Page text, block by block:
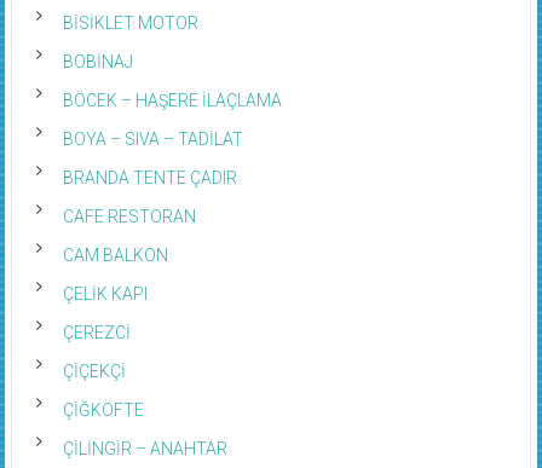
BİSİKLET MOTOR
BOBİNAJ
BÖCEK – HAŞERE İLAÇLAMA
BOYA – SIVA – TADİLAT
BRANDA TENTE ÇADIR
CAFE RESTORAN
CAM BALKON
ÇELİK KAPI
ÇEREZCİ
ÇİÇEKÇİ
ÇİĞKÖFTE
ÇİLİNGİR – ANAHTAR